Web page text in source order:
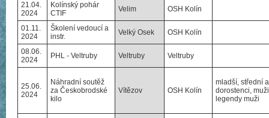
21.04.
2024
Kolínský pohár
CTIF
Velim OSH Kolín
01.11.
2024
Školení vedoucí a
instr.
Velký Osek OSH Kolín
08.06.
2024
PHL - Veltruby Veltruby Veltruby
25.06.
2024
Náhradní soutěž
za Českobrodské
kilo
Vítězov OSH Kolín
mladší, střední
dorostenci,
legendy muži